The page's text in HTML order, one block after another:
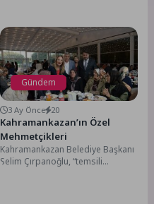
Gündem
3 Ay Önce 20
Kahramankazan’ın Özel
Mehmetçikleri
Kahramankazan Belediye Başkanı
Selim Çırpanoğlu, “temsili